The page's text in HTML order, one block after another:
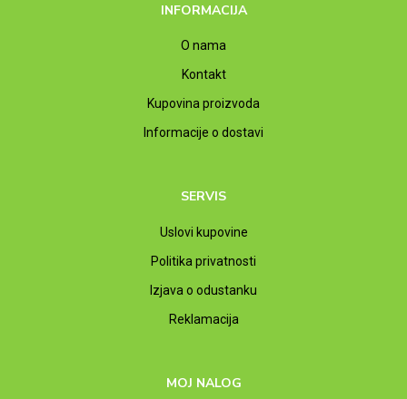
INFORMACIJA
O nama
Kontakt
Kupovina proizvoda
Informacije o dostavi
SERVIS
Uslovi kupovine
Politika privatnosti
Izjava o odustanku
Reklamacija
MOJ NALOG